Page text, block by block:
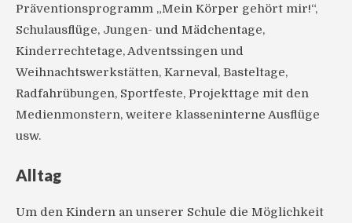
Präventionsprogramm „Mein Körper gehört mir!“,
Schulausflüge, Jungen- und Mädchentage,
Kinderrechtetage, Adventssingen und
Weihnachtswerkstätten, Karneval, Basteltage,
Radfahrübungen, Sportfeste, Projekttage mit den
Medienmonstern, weitere klasseninterne Ausflüge
usw.
Alltag
Um den Kindern an unserer Schule die Möglichkeit